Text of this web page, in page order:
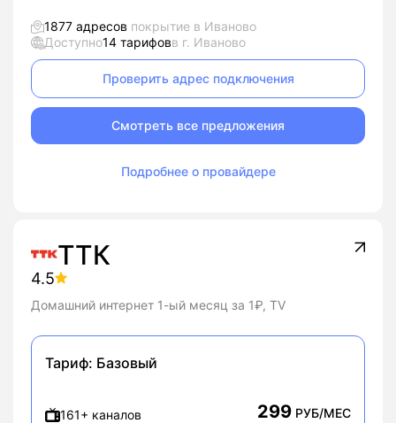
1877 адресов покрытие в Иваново
Доступно14 тарифовв г. Иваново
Проверить адрес подключения
Смотреть все предложения
Подробнее о провайдере
ТТК
4.5
Домашний интернет 1-ый месяц за 1₽, TV
Тариф: Базовый
161+ каналов 299 РУБ/МЕС